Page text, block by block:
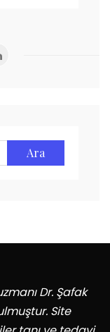
Dr. Şafak
Site